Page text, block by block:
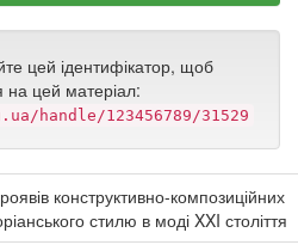
цей ідентифікатор, щоб
на цей матеріал:
handle/123456789/31529
конструктивно-композиційних
стилю в моді XXI століття